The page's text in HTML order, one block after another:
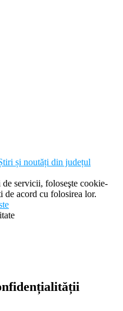
și noutăți din județul
servicii, foloseşte cookie-
de acord cu folosirea lor.